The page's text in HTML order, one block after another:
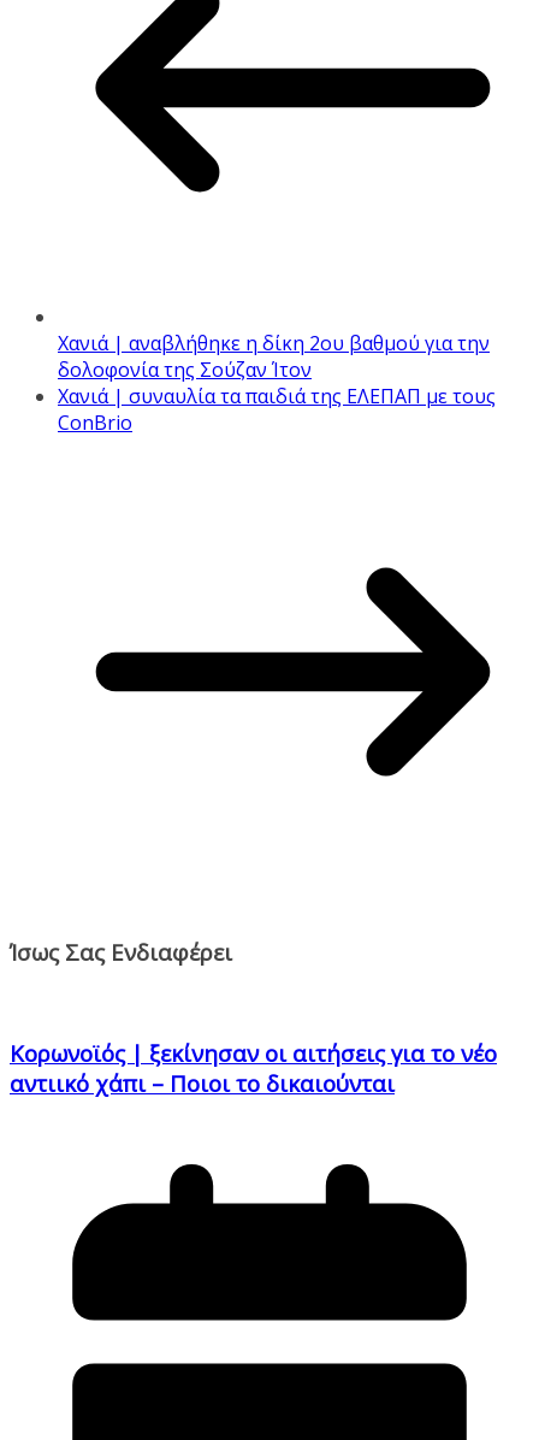
Χανιά | αναβλήθηκε η δίκη 2ου βαθμού για την
δολοφονία της Σούζαν Ίτον
Χανιά | συναυλία τα παιδιά της ΕΛΕΠΑΠ με τους
ConBrio
Ίσως Σας Ενδιαφέρει
Κορωνοϊός | ξεκίνησαν οι αιτήσεις για το νέο
αντιικό χάπι – Ποιοι το δικαιούνται